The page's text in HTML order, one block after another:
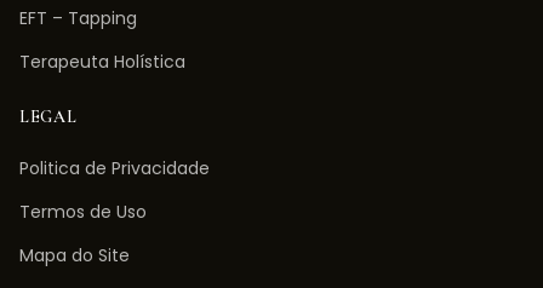
EFT – Tapping
Terapeuta Holística
LEGAL
Politica de Privacidade
Termos de Uso
Mapa do Site